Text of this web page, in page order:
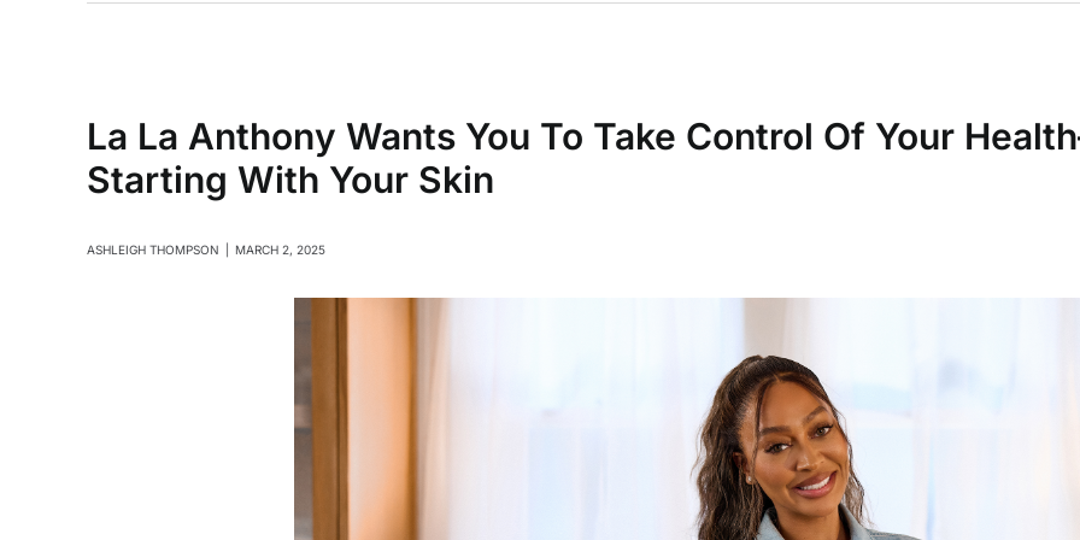
La La Anthony Wants You To Take Control Of Your
Starting With Your Skin
ASHLEIGH THOMPSON MARCH 2, 2025